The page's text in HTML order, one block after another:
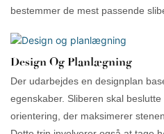
bestemmer de mest passende
Design Og Planlægning
Der udarbejdes en designplan
egenskaber. Sliberen skal
orientering, der maksimerer